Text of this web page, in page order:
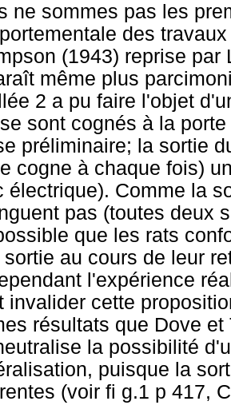
ne sommes pas les
des
(1943) reprise par
même plus
2 a pu faire l'objet
sont cognés à la
préliminaire; la sortie
cogne à chaque fois)
électrique). Comme la
pas (toutes deux
que les rats
sortie au cours de leur
l'expérience
invalider cette
résultats que Dove
la possibilité
puisque la
(voir fi g.1 p 417,